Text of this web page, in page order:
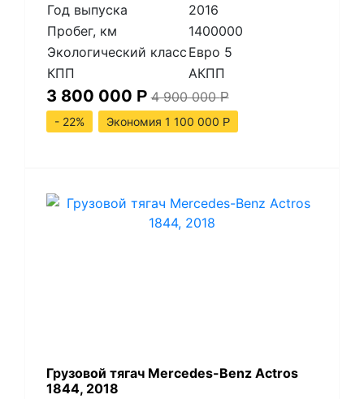
Год выпуска
2016
Пробег, км
1400000
Экологический класс Евро 5
КПП
АКПП
3 800 000 Р 4 900 000Р
- 22%
Экономия 1 100 000 Р
Грузовой тягач Mercedes-Benz Actros
1844, 2018